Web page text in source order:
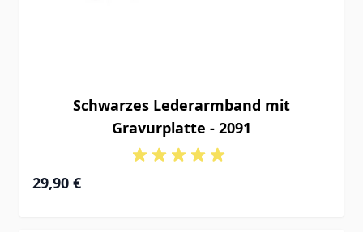
Schwarzes Lederarmband mit
Gravurplatte - 2091
29,90 €